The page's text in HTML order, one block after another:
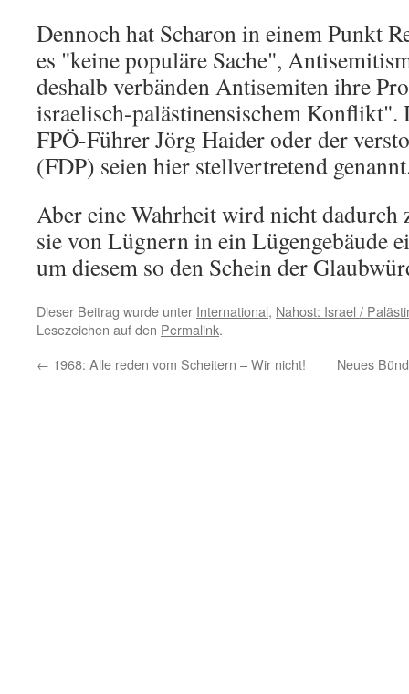
Dennoch hat Scharon in einem Punkt
es "keine populäre Sache",
deshalb verbänden Antisemiten ihre
israelisch-palästinensischem Konflikt".
FPÖ-Führer Jörg Haider oder der
(FDP) seien hier stellvertretend
Aber eine Wahrheit wird nicht dadurch
sie von Lügnern in ein Lügengebäude
um diesem so den Schein der
Dieser Beitrag wurde unter International, Nahost: Israel /
Lesezeichen auf den Permalink.
← 1968: Alle reden vom Scheitern – Wir nicht! Neues